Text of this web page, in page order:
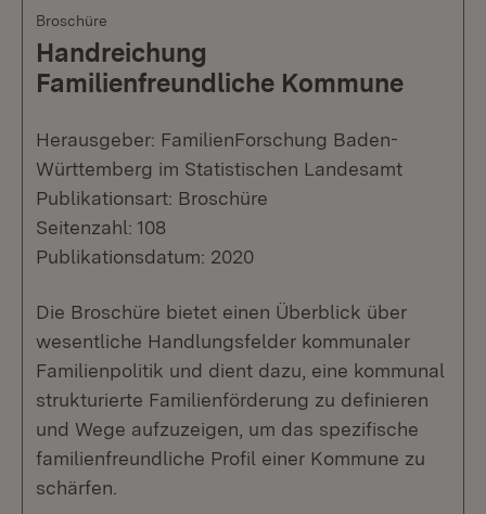
Broschüre
Handreichung
Familienfreundliche Kommune
Herausgeber: FamilienForschung Baden-
Württemberg im Statistischen Landesamt
Publikationsart: Broschüre
Seitenzahl: 108
Publikationsdatum: 2020
Die Broschüre bietet einen Überblick über
wesentliche Handlungsfelder kommunaler
Familienpolitik und dient dazu, eine kommunal
strukturierte Familienförderung zu definieren
und Wege aufzuzeigen, um das spezifische
familienfreundliche Profil einer Kommune zu
schärfen.